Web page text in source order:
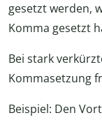
gesetzt werden,
Komma gesetzt
Bei stark
Kommasetzung
Beispiel: Den